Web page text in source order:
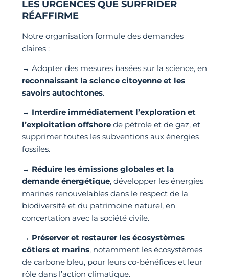
LES URGENCES QUE SURFRIDER
RÉAFFIRME
Notre organisation formule des demandes
claires :
→ Adopter des mesures basées sur la science, en
reconnaissant la science citoyenne et les
savoirs autochtones.
→ Interdire immédiatement l’exploration et
l’exploitation offshorede pétrole et de gaz, et
supprimer toutes les subventions aux énergies
fossiles.
→ Réduire les émissions globales et la
demande énergétique, développer les énergies
marines renouvelables dans le respect de la
biodiversité et du patrimoine naturel, en
concertation avec la société civile.
→ Préserver et restaurer les écosystèmes
côtiers et marins, notamment les écosystèmes
de carbone bleu, pour leurs co-bénéfices et leur
rôle dans l’action climatique.